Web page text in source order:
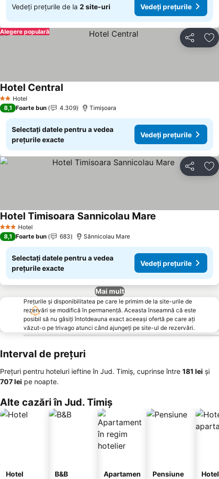
Vedeți prețurile de la 2 site-uri Vedeți prețurile
Distribuiți
Alegere populară
2 SteleHotel
Hotel Central
8,1 Foarte bun 4.309 Timișoara
Selectați datele pentru a vedea
prețurile exacte
Vedeți prețurile
Distribuiți
3 SteleHotel
Hotel Timisoara Sannicolau Mare
8,1 Foarte bun 683 Sânnicolau Mare
Selectați datele pentru a vedea
prețurile exacte
Vedeți prețurile
Mai mult
Prețurile și disponibilitatea pe care le primim de la site-urile de
rezervări se modifică în permanență. Aceasta înseamnă că este
posibil să nu găsiți întotdeauna exact aceeași ofertă pe care ați
văzut-o pe trivago atunci când ajungeți pe site-ul de rezervări.
Interval de prețuri
Prețuri pentru hoteluri ieftine în Jud. Timiș, cuprinse între ‎181 lei și
‎707 lei pe noapte.
Alte cazări în Jud. Timiș
Hotel B&B
Apartamen
Pensiune